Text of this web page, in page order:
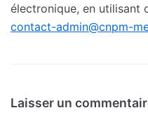
électronique, en utilisant
contact-admin@cnpm-
Laisser un